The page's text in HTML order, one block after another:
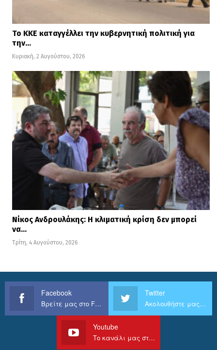
Το ΚΚΕ καταγγέλλει την κυβερνητική πολιτική για
την…
Κυριακή, 2 Αυγούστου, 2026
Νίκος Ανδρουλάκης: Η κλιματική κρίση δεν μπορεί
να…
Τρίτη, 4 Αυγούστου, 2026
Facebook
Βρείτε μας στο Facebook
Twitter
Ακολουθήστε μας στο Twitter
Youtube
Το κανάλι μας στο Youtube